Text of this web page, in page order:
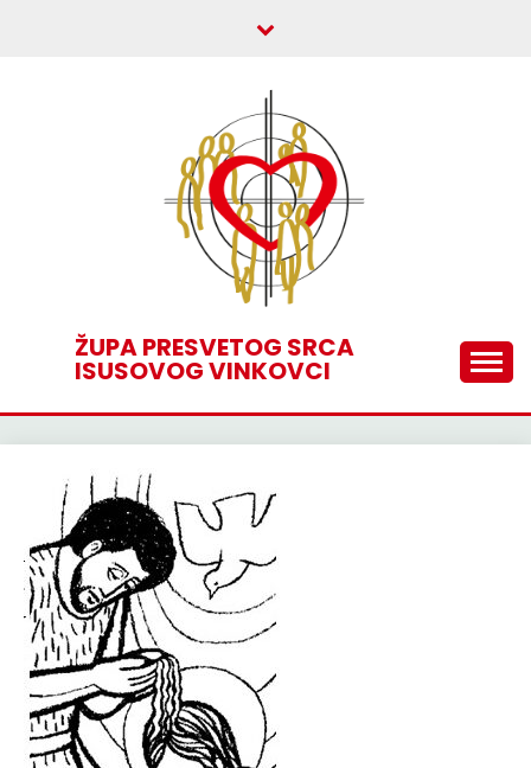
ŽUPA PRESVETOG SRCA
ISUSOVOG VINKOVCI